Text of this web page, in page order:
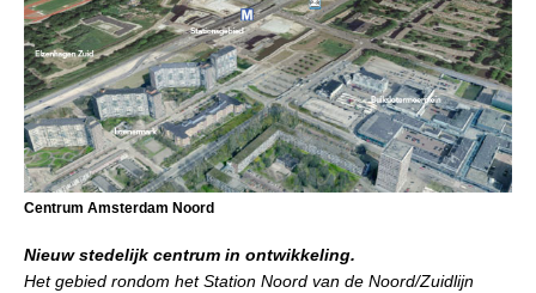
Centrum Amsterdam Noord
Nieuw stedelijk centrum in ontwikkeling.
Het gebied rondom het Station Noord van de Noord/Zuidlijn